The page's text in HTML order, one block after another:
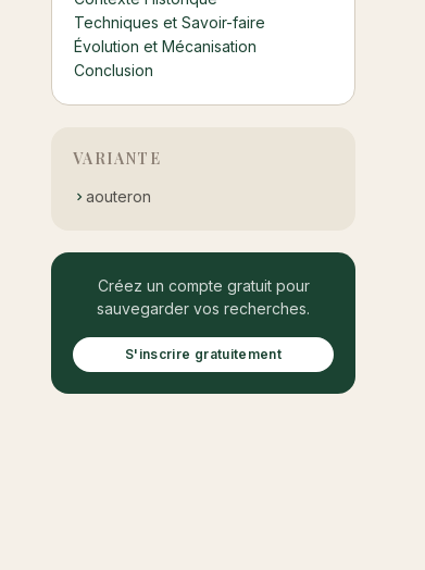
Techniques et Savoir-faire
Évolution et Mécanisation
Conclusion
VARIANTE
aouteron
Créez un compte gratuit pour
sauvegarder vos recherches.
S'inscrire gratuitement